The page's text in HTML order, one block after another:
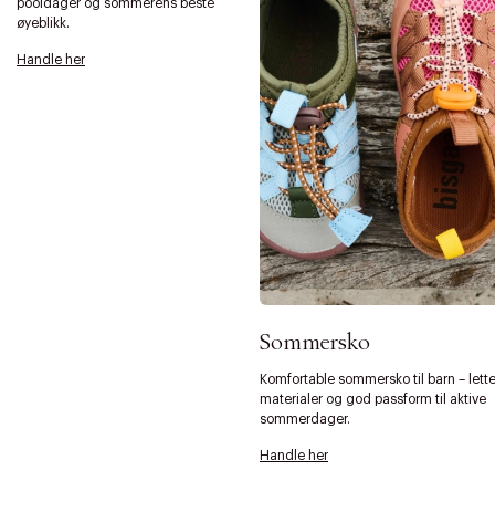
pooldager og sommerens beste
øyeblikk.
Handle her
Sommersko
Komfortable sommersko til barn – lette
materialer og god passform til aktive
sommerdager.
Handle her